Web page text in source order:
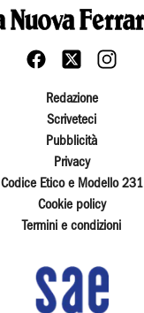
Redazione
Scriveteci
Pubblicità
Privacy
Codice Etico e Modello 231
Cookie policy
Termini e condizioni